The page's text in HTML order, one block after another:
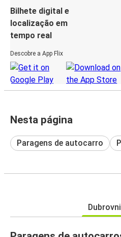
Bilhete digital e
localização em
tempo real
Descobre a App Flix
Nesta página
Paragens de autocarro